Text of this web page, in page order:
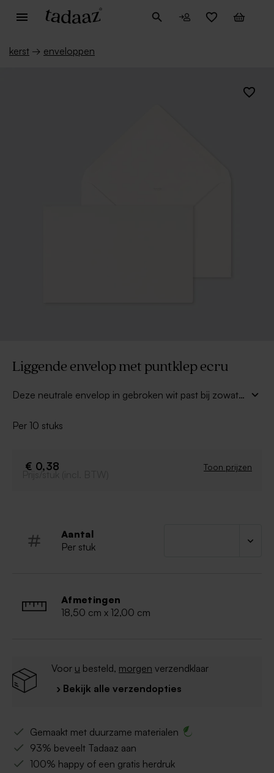
kerst → enveloppen
Liggende envelop met puntklep ecru
Deze neutrale envelop in gebroken wit past bij zowat
ruimte voor het noteren van je adresgegevens.
Per 10 stuks
€ 0,38 Toon prijzen
Prijs/stuk (incl. BTW)
Aantal
Per stuk
Afmetingen
18,50 cm x 12,00 cm
Voor u besteld, morgen verzendklaar
› Bekijk alle verzendopties
Gemaakt met duurzame materialen
93% beveelt Tadaaz aan
100% happy of een gratis herdruk